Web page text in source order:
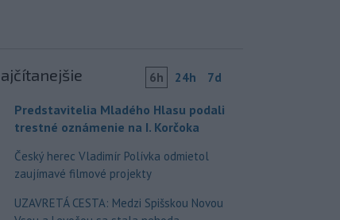
6h 24h 7d
Predstavitelia Mladého Hlasu podali
trestné oznámenie na I. Korčoka
Český herec Vladimír Polívka odmietol
zaujímavé filmové projekty
UZAVRETÁ CESTA: Medzi Spišskou Novou